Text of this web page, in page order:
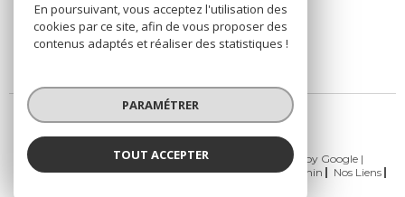
© 2026 | Tous droits réservés | Traduction powered by Google |
Nos Honoraires
Plan Du Site Mentions Légales Admin
Nos Liens
En poursuivant, vous acceptez l'utilisation des
cookies par ce site, afin de vous proposer des
contenus adaptés et réaliser des statistiques !
PARAMÉTRER
TOUT ACCEPTER